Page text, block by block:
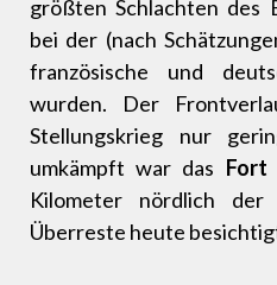
größten Schlachten des
bei der (nach
französische und
wurden. Der
Stellungskrieg nur
umkämpft war das Fort
Kilometer nördlich der
Überreste heute